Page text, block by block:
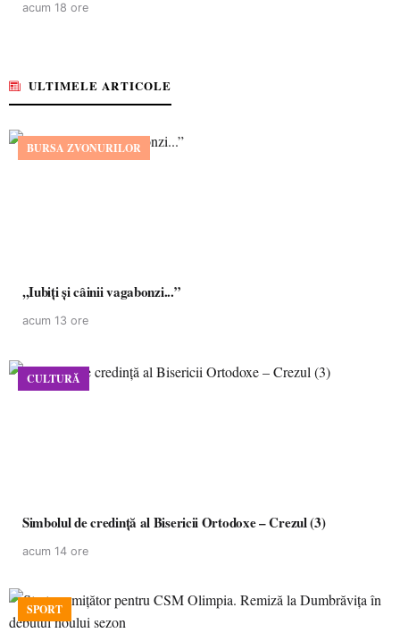
acum 18 ore
ULTIMELE ARTICOLE
BURSA ZVONURILOR
,,Iubiți și câinii vagabonzi...”
acum 13 ore
CULTURĂ
Simbolul de credinţă al Bisericii Ortodoxe – Crezul (3)
acum 14 ore
SPORT